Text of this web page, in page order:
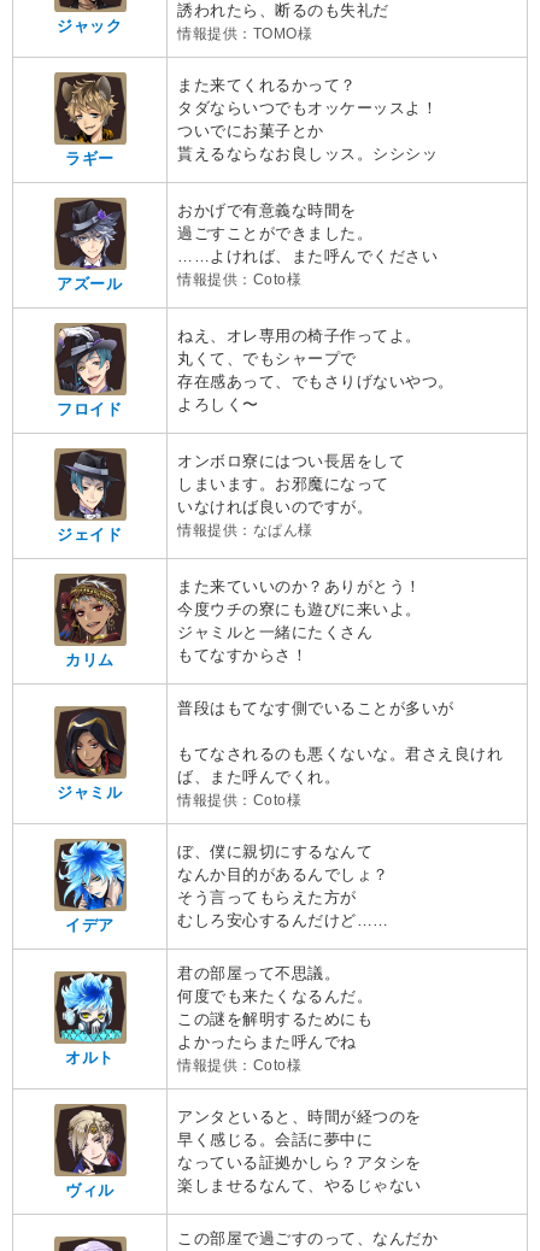
ジャック
誘われたら、断るのも失礼だ
情報提供：TOMO様
ラギー
また来てくれるかって？
タダならいつでもオッケーッスよ！
ついでにお菓子とか
貰えるならなお良しッス。シシシッ
アズール
おかげで有意義な時間を
過ごすことができました。
……よければ、また呼んでください
情報提供：Coto様
フロイド
ねえ、オレ専用の椅子作ってよ。
丸くて、でもシャープで
存在感あって、でもさりげないやつ。
よろしく〜
ジェイド
オンボロ寮にはつい長居をして
しまいます。お邪魔になって
いなければ良いのですが。
情報提供：なぱん様
カリム
また来ていいのか？ありがとう！
今度ウチの寮にも遊びに来いよ。
ジャミルと一緒にたくさん
もてなすからさ！
ジャミル
普段はもてなす側でいることが多いが
もてなされるのも悪くないな。君さえ良けれ
ば、また呼んでくれ。
情報提供：Coto様
イデア
ぼ、僕に親切にするなんて
なんか目的があるんでしょ？
そう言ってもらえた方が
むしろ安心するんだけど……
オルト
君の部屋って不思議。
何度でも来たくなるんだ。
この謎を解明するためにも
よかったらまた呼んでね
情報提供：Coto様
ヴィル
アンタといると、時間が経つのを
早く感じる。会話に夢中に
なっている証拠かしら？アタシを
楽しませるなんて、やるじゃない
この部屋で過ごすのって、なんだか